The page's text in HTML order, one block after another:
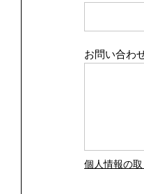
お問い合わ
個人情報の取